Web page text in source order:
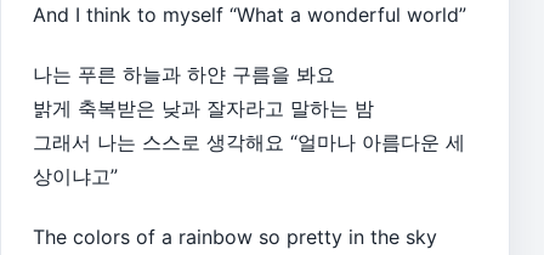
And I think to myself “What a wonderful world”
나는 푸른 하늘과 하얀 구름을 봐요
밝게 축복받은 낮과 잘자라고 말하는 밤
그래서 나는 스스로 생각해요 “얼마나 아름다운 세
상이냐고”
The colors of a rainbow so pretty in the sky